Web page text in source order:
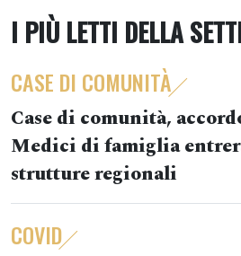
I PIÙ LETTI DELLA
CASE DI COMUNITÀ
Case di comunità,
Medici di famiglia
strutture regionali
COVID